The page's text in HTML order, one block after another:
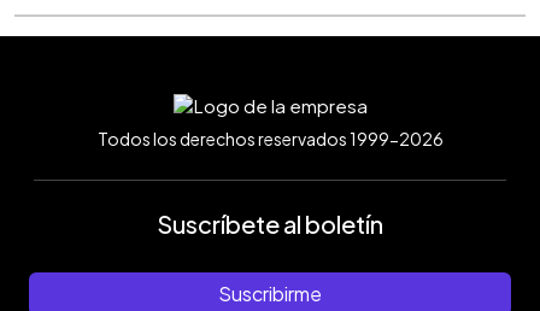
Todos los derechos reservados 1999-2026
Suscríbete al boletín
Suscribirme